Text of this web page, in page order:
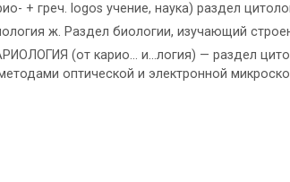
+ греч. logos учение, наука) раздел
ж. Раздел биологии, изучающий
(от карио... и...логия) — раздел
оптической и электронной